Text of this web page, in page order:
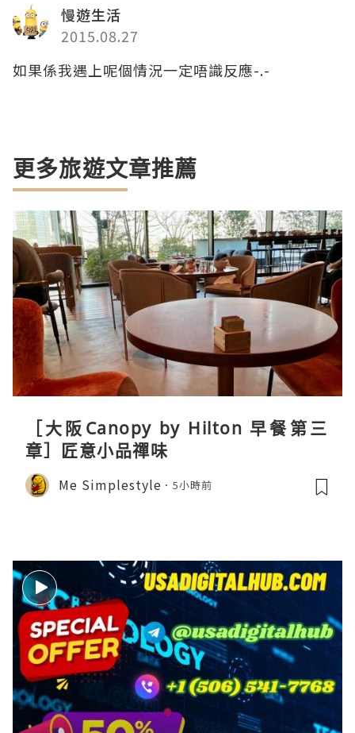
慢遊生活
2015.08.27
如果係我遇上呢個情況一定唔識反應-.-
更多旅遊文章推薦
［大阪Canopy by Hilton 早餐第三
章］匠意小品禪味
Me Simplestyle 5小時前